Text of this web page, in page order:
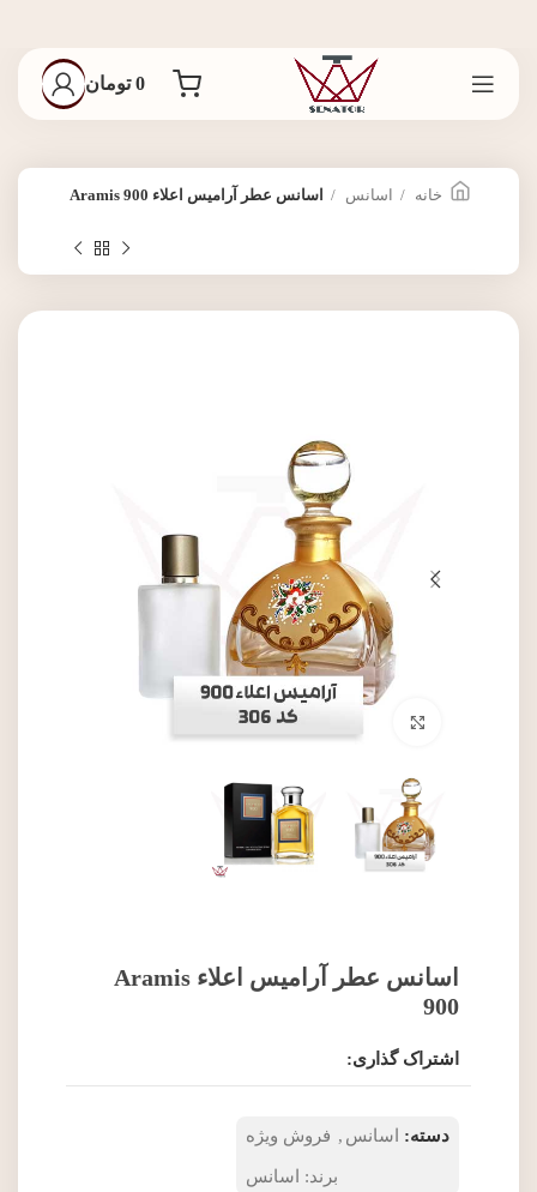
0 تومان
خانه اسانس اسانس عطر آرامیس اعلاء Aramis 900
برای بزرگنمایی کلیک کنید
اسانس عطر آرامیس اعلاء Aramis
900
اشتراک گذاری:
دسته: اسانس , فروش ویژه
برند: اسانس